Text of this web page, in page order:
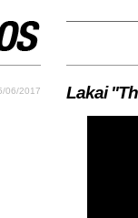
06/2017 Lakai